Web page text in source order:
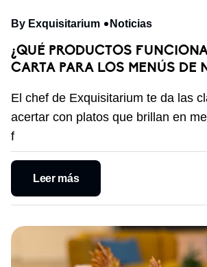
By Exquisitarium Noticias
¿QUÉ PRODUCTOS
CARTA PARA LOS MENÚS DE
El chef de Exquisitarium te da las
acertar con platos que brillan en
f
Leer más